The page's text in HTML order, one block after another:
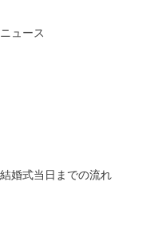
ニュース
結婚式当日までの流れ